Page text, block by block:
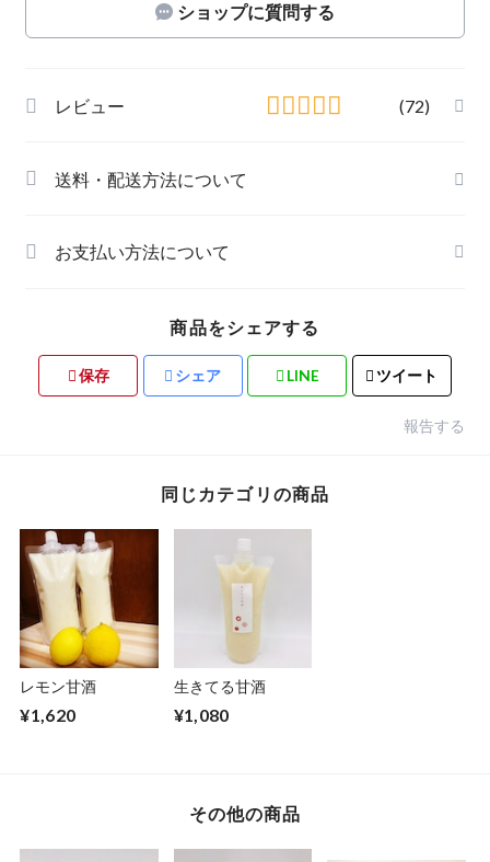
ショップに質問する
レビュー (72)
送料・配送方法について
お支払い方法について
商品をシェアする
保存 シェア LINE ツイート
報告する
同じカテゴリの商品
レモン甘酒
¥1,620
生きてる甘酒
¥1,080
その他の商品